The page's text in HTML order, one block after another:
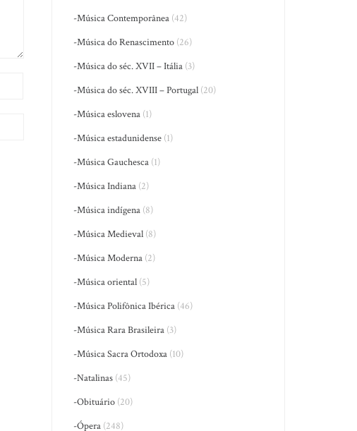
-Música Contemporânea (42)
-Música do Renascimento (26)
-Música do séc. XVII – Itália (3)
-Música do séc. XVIII – Portugal (20)
-Música eslovena (1)
-Música estadunidense (1)
-Música Gauchesca (1)
-Música Indiana (2)
-Música indígena (8)
-Música Medieval (8)
-Música Moderna (2)
-Música oriental (5)
-Música Polifônica Ibérica (46)
-Música Rara Brasileira (3)
-Música Sacra Ortodoxa (10)
-Natalinas (45)
-Obituário (20)
-Ópera (248)